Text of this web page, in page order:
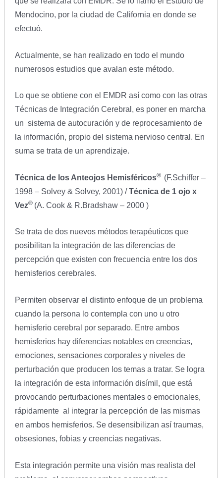
Mendocino, por la ciudad de California en donde se
efectuó.
Actualmente, se han realizado en todo el mundo
numerosos estudios que avalan este método.
Lo que se obtiene con el EMDR así como con las otras
Técnicas de Integración Cerebral, es poner en marcha
un sistema de autocuración y de reprocesamiento de
la información, propio del sistema nervioso central. En
suma se trata de un aprendizaje.
Técnica de los Anteojos Hemisféricos® (F.Schiffer –
1998 – Solvey & Solvey, 2001) /Técnica de 1 ojo x
Vez® (A. Cook & R.Bradshaw – 2000 )
Se trata de dos nuevos métodos terapéuticos que
posibilitan la integración de las diferencias de
percepción que existen con frecuencia entre los dos
hemisferios cerebrales.
Permiten observar el distinto enfoque de un problema
cuando la persona lo contempla con uno u otro
hemisferio cerebral por separado. Entre ambos
hemisferios hay diferencias notables en creencias,
emociones, sensaciones corporales y niveles de
perturbación que producen los temas a tratar. Se logra
la integración de esta información disímil, que está
provocando perturbaciones mentales o emocionales,
rápidamente al integrar la percepción de las mismas
en ambos hemisferios. Se desensibilizan así traumas,
obsesiones, fobias y creencias negativas.
Esta integración permite una visión mas realista del